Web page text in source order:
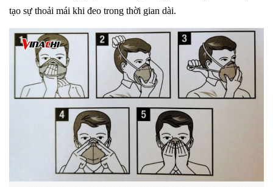
tạo sự thoải mái khi đeo trong thời gian dài.